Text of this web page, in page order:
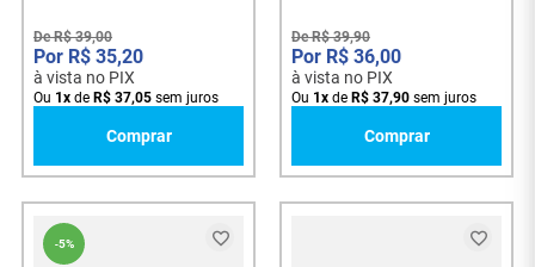
DeR$ 39,00
R$ 35,20
à vista no PIX
Ou 1x de R$ 37,05 sem juros
Comprar
DeR$ 39,90
R$ 36,00
à vista no PIX
Ou 1x de R$ 37,90 sem juros
Comprar
-5%